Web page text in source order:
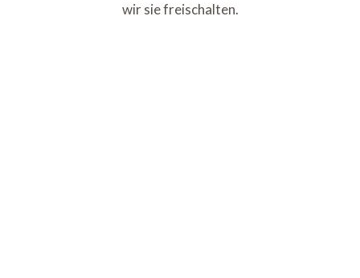
wir sie freischalten.